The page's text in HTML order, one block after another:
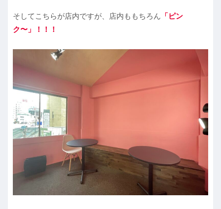
そしてこちらが店内ですが、店内ももちろん 「ピン
ク〜」！！！